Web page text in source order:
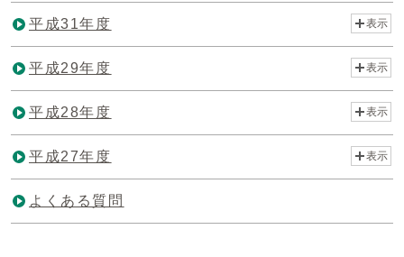
平成31年度 表示
平成29年度 表示
平成28年度 表示
平成27年度 表示
よくある質問